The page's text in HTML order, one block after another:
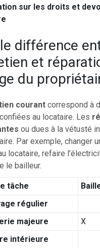
sur les droits et
différence
et
du
courant correspond à
au locataire. Les
ou dues à la vétusté
Par exemple, changer
locataire, refaire
le bailleur.
tâche
régulier
majeure
X
intérieure